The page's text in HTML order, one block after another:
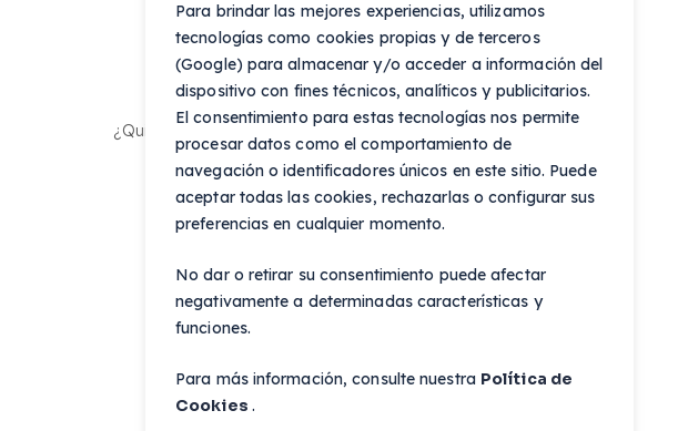
Para brindar las mejores experiencias, utilizamos
tecnologías como cookies propias y de terceros
(Google) para almacenar y/o acceder a información del
dispositivo con fines técnicos, analíticos y publicitarios.
El consentimiento para estas tecnologías nos permite
procesar datos como el comportamiento de
navegación o identificadores únicos en este sitio. Puede
aceptar todas las cookies, rechazarlas o configurar sus
preferencias en cualquier momento.
No dar o retirar su consentimiento puede afectar
negativamente a determinadas características y
funciones.
Para más información, consulte nuestra Política de
Cookies .
Colabora con nosotros
¿Quieres colaborar como perito veterinario? SIN EXCLUSIVIDAD.
Ayúdanos a mejorar
Comprometidos con la responsabilidad social corporativa.
Buzón sugerencias, consultas y quejas